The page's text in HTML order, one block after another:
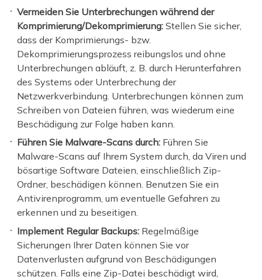
Vermeiden Sie Unterbrechungen während der
Komprimierung/Dekomprimierung:Stellen Sie sicher,
dass der Komprimierungs- bzw.
Dekomprimierungsprozess reibungslos und ohne
Unterbrechungen abläuft, z. B. durch Herunterfahren
des Systems oder Unterbrechung der
Netzwerkverbindung. Unterbrechungen können zum
Schreiben von Dateien führen, was wiederum eine
Beschädigung zur Folge haben kann.
Führen Sie Malware-Scans durch: Führen Sie
Malware-Scans auf Ihrem System durch, da Viren und
bösartige Software Dateien, einschließlich Zip-
Ordner, beschädigen können. Benutzen Sie ein
Antivirenprogramm, um eventuelle Gefahren zu
erkennen und zu beseitigen.
Implеmеnt Rеgular Backups: Regelmäßige
Sicherungen Ihrer Daten können Sie vor
Datenverlusten aufgrund von Beschädigungen
schützen. Falls eine Zip-Datei beschädigt wird,